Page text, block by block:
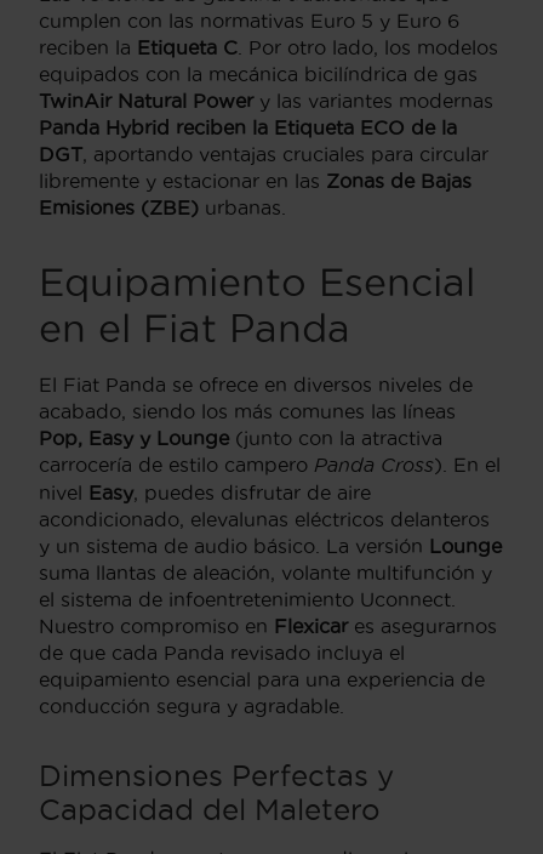
cumplen con las normativas Euro 5 y Euro 6
reciben la Etiqueta C . Por otro lado, los modelos
equipados con la mecánica bicilíndrica de gas
TwinAir Natural Powery las variantes modernas
Panda Hybrid reciben la Etiqueta ECO de la
DGT , aportando ventajas cruciales para circular
libremente y estacionar en las Zonas de Bajas
Emisiones (ZBE) urbanas.
Equipamiento Esencial
en el Fiat Panda
El Fiat Panda se ofrece en diversos niveles de
acabado, siendo los más comunes las líneas
Pop, Easy y Lounge (junto con la atractiva
carrocería de estilo campero Panda Cross). En el
nivel Easy , puedes disfrutar de aire
acondicionado, elevalunas eléctricos delanteros
y un sistema de audio básico. La versión Lounge
suma llantas de aleación, volante multifunción y
el sistema de infoentretenimiento Uconnect.
Nuestro compromiso en Flexicares asegurarnos
de que cada Panda revisado incluya el
equipamiento esencial para una experiencia de
conducción segura y agradable.
Dimensiones Perfectas y
Capacidad del Maletero